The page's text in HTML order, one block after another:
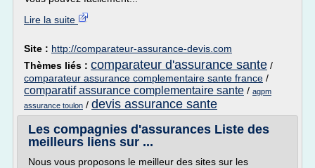
Lire la suite
Site : http://comparateur-assurance-devis.com
Thèmes liés : comparateur d'assurance sante /
comparateur assurance complementaire sante france /
comparatif assurance complementaire sante / agpm
assurance toulon / devis assurance sante
Les compagnies d'assurances Liste des
meilleurs liens sur ...
Nous vous proposons le meilleur des sites sur les